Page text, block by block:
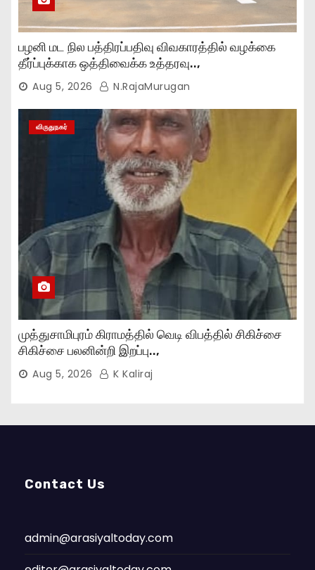
பழனி மட நில பத்திரப்பதிவு விவகாரத்தில் வழக்கை
தீர்ப்புக்காக ஒத்திவைக்க உத்தரவு..,
Aug 5, 2026 N.RajaMurugan
விருதுநகர்
முத்துசாமிபுரம் கிராமத்தில் வெடி விபத்தில் சிகிச்சை
சிகிச்சை பலனின்றி இறப்பு..,
Aug 5, 2026 K Kaliraj
Contact Us
admin@arasiyaltoday.com